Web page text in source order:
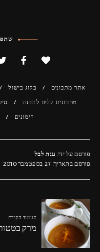
אתר מתכונים בלוג בישול
מתכונים קלים להכנה
רימונים
פורסם על ידי: ענת לבל
פורסם בתאריך: 27 בספטמבר 2010
העמוד הקודם
מרק